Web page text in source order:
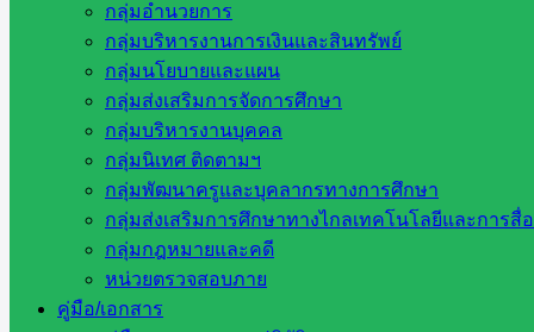
กลุ่มอำนวยการ
กลุ่มบริหารงานการเงินและสินทรัพย์
กลุ่มนโยบายและแผน
กลุ่มส่งเสริมการจัดการศึกษา
กลุ่มบริหารงานบุคคล
กลุ่มนิเทศ ติดตามฯ
กลุ่มพัฒนาครูและบุคลากรทางการศึกษา
กลุ่มส่งเสริมการศึกษาทางไกลเทคโนโลยีและการสื่
กลุ่มกฎหมายและคดี
หน่วยตรวจสอบภาย
คู่มือ/เอกสาร
กระทรวงศึกษาธิการ
กระทรวงการอุดมศึกษา
สำนักงานเลขาธิการสภาการศึกษา
สำนักงานคณะกรรมการการอาชีวศึกษา
สำนักงานคณะกรรมการการศึกษาขั้นพื้น
ฐาน
รายชื่อมหาวิทยาลัยในประเทศไทย
เว็บไซต์สำนักต่าง ๆ ใน สพฐ.
เว็บไซต์ สพม. ในสังกัด สพฐ.
เว็บไซต์ สพป. ในสังกัด สพฐ.
กรมบัญชีกลาง